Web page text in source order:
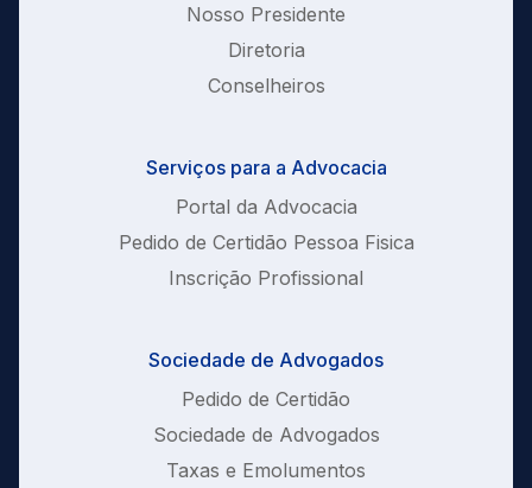
Nosso Presidente
Diretoria
Conselheiros
Serviços para a Advocacia
Portal da Advocacia
Pedido de Certidão Pessoa Fisica
Inscrição Profissional
Sociedade de Advogados
Pedido de Certidão
Sociedade de Advogados
Taxas e Emolumentos